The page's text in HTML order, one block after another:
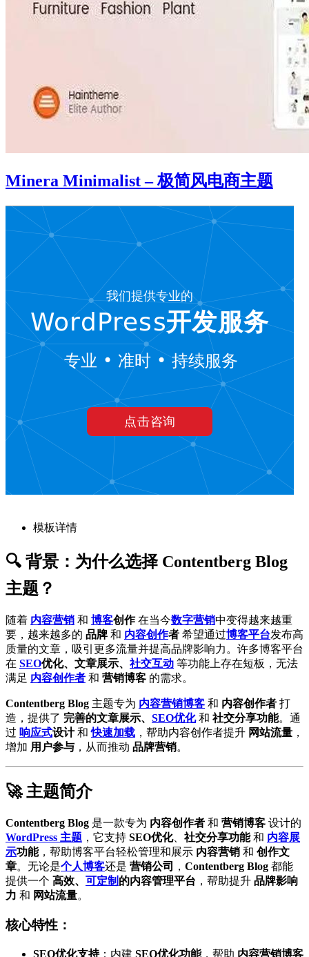
Minera Minimalist – 极简风电商主题
模板详情
🔍 背景：为什么选择 Contentberg Blog
主题？
随着 内容营销 和 博客创作在当今数字营销中变得越来越重
要，越来越多的 品牌 和 内容创作者 希望通过博客平台发布高
质量的文章，吸引更多流量并提高品牌影响力。许多博客平台
在 SEO优化、文章展示、 社交互动 等功能上存在短板，无法
满足 内容创作者 和 营销博客 的需求。
Contentberg Blog 主题专为 内容营销博客 和 内容创作者 打
造，提供了 完善的文章展示、 SEO优化和 社交分享功能。通
过 响应式设计和快速加载 ，帮助内容创作者提升 网站流量 ，
增加 用户参与 ，从而推动 品牌营销。
🚀 主题简介
Contentberg Blog 是一款专为 内容创作者 和 营销博客 设计的
WordPress 主题 ，它支持 SEO优化、 社交分享功能和 内容展
示功能，帮助博客平台轻松管理和展示 内容营销 和 创作文
章。无论是个人博客还是 营销公司 ， Contentberg Blog 都能
提供一个 高效、 可定制 的内容管理平台 ，帮助提升 品牌影响
力 和 网站流量。
核心特性：
SEO优化支持：内建 SEO优化功能，帮助 内容营销博客